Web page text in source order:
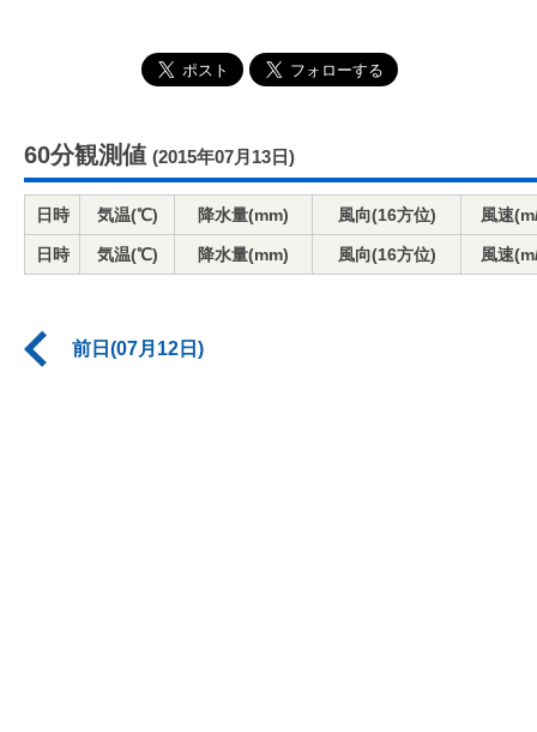
60分観測値 (2015年07月13日)
日時 気温(℃) 降水量(mm) 風向(16方位) 風速
日時 気温(℃) 降水量(mm) 風向(16方位) 風速
前日(07月12日)